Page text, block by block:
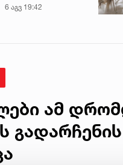
გარდაცვლილი 21
6 აგვ 19:42
ამ